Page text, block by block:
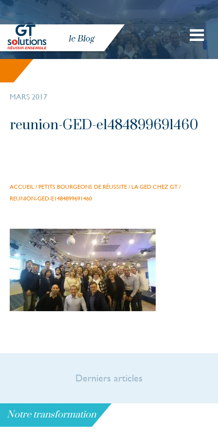
MARS 2017
reunion-GED-e1484899691460
ACCUEIL / PETITS BOURGEONS DE RÉUSSITE / LA GED CHEZ GT /
REUNION-GED-E1484899691460
Derniers articles
Notre transformation
Notre transformation